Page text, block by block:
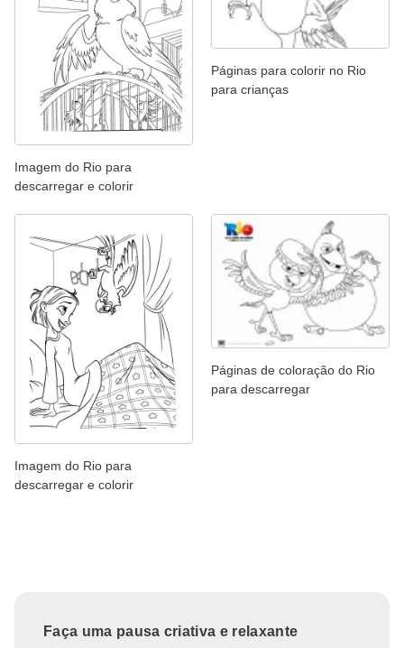
Imagem do Rio para
descarregar e colorir
Páginas para colorir no Rio
para crianças
Imagem do Rio para
descarregar e colorir
Páginas de coloração do Rio
para descarregar
Faça uma pausa criativa e relaxante